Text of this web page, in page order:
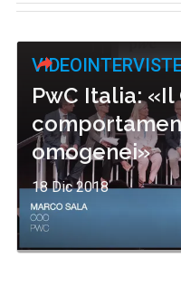
PwC Italia:
omogenei»
18 Dic 2018